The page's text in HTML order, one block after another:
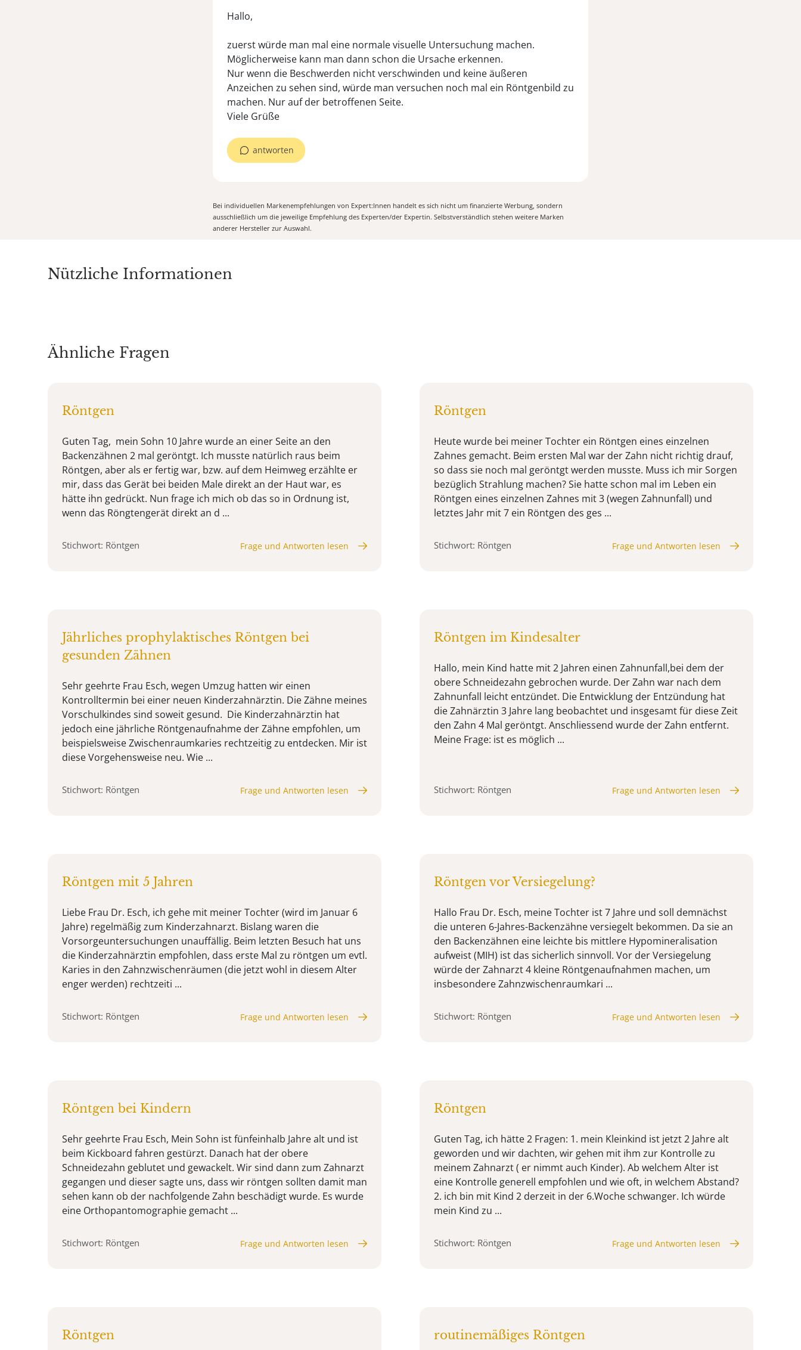
Hallo,
zuerst würde man mal eine normale visuelle Untersuchung machen.
Möglicherweise kann man dann schon die Ursache erkennen.
Nur wenn die Beschwerden nicht verschwinden und keine äußeren
Anzeichen zu sehen sind, würde man versuchen noch mal ein Röntgenbild zu
machen. Nur auf der betroffenen Seite.
Viele Grüße
antworten
Bei individuellen Markenempfehlungen von Expert:Innen handelt es sich nicht um finanzierte Werbung, sondern
ausschließlich um die jeweilige Empfehlung des Experten/der Expertin. Selbstverständlich stehen weitere Marken
anderer Hersteller zur Auswahl.
Nützliche Informationen
Ähnliche Fragen
Röntgen
Guten Tag, mein Sohn 10 Jahre wurde an einer Seite an den
Backenzähnen 2 mal geröntgt. Ich musste natürlich raus beim
Röntgen, aber als er fertig war, bzw. auf dem Heimweg erzählte er
mir, dass das Gerät bei beiden Male direkt an der Haut war, es
hätte ihn gedrückt. Nun frage ich mich ob das so in Ordnung ist,
wenn das Röngtengerät direkt an d ...
Stichwort: Röntgen Frage und Antworten lesen
Röntgen
Heute wurde bei meiner Tochter ein Röntgen eines einzelnen
Zahnes gemacht. Beim ersten Mal war der Zahn nicht richtig drauf,
so dass sie noch mal geröntgt werden musste. Muss ich mir Sorgen
bezüglich Strahlung machen? Sie hatte schon mal im Leben ein
Röntgen eines einzelnen Zahnes mit 3 (wegen Zahnunfall) und
letztes Jahr mit 7 ein Röntgen des ges ...
Stichwort: Röntgen Frage und Antworten lesen
Jährliches prophylaktisches Röntgen bei
gesunden Zähnen
Sehr geehrte Frau Esch, wegen Umzug hatten wir einen
Kontrolltermin bei einer neuen Kinderzahnärztin. Die Zähne meines
Vorschulkindes sind soweit gesund. Die Kinderzahnärztin hat
jedoch eine jährliche Röntgenaufnahme der Zähne empfohlen, um
beispielsweise Zwischenraumkaries rechtzeitig zu entdecken. Mir ist
diese Vorgehensweise neu. Wie ...
Stichwort: Röntgen Frage und Antworten lesen
Röntgen im Kindesalter
Hallo, mein Kind hatte mit 2 Jahren einen Zahnunfall,bei dem der
obere Schneidezahn gebrochen wurde. Der Zahn war nach dem
Zahnunfall leicht entzündet. Die Entwicklung der Entzündung hat
die Zahnärztin 3 Jahre lang beobachtet und insgesamt für diese Zeit
den Zahn 4 Mal geröntgt. Anschliessend wurde der Zahn entfernt.
Meine Frage: ist es möglich ...
Stichwort: Röntgen Frage und Antworten lesen
Röntgen mit 5 Jahren
Liebe Frau Dr. Esch, ich gehe mit meiner Tochter (wird im Januar 6
Jahre) regelmäßig zum Kinderzahnarzt. Bislang waren die
Vorsorgeuntersuchungen unauffällig. Beim letzten Besuch hat uns
die Kinderzahnärztin empfohlen, dass erste Mal zu röntgen um evtl.
Karies in den Zahnzwischenräumen (die jetzt wohl in diesem Alter
enger werden) rechtzeiti ...
Stichwort: Röntgen Frage und Antworten lesen
Röntgen vor Versiegelung?
Hallo Frau Dr. Esch, meine Tochter ist 7 Jahre und soll demnächst
die unteren 6-Jahres-Backenzähne versiegelt bekommen. Da sie an
den Backenzähnen eine leichte bis mittlere Hypomineralisation
aufweist (MIH) ist das sicherlich sinnvoll. Vor der Versiegelung
würde der Zahnarzt 4 kleine Röntgenaufnahmen machen, um
insbesondere Zahnzwischenraumkari ...
Stichwort: Röntgen Frage und Antworten lesen
Röntgen bei Kindern
Sehr geehrte Frau Esch, Mein Sohn ist fünfeinhalb Jahre alt und ist
beim Kickboard fahren gestürzt. Danach hat der obere
Schneidezahn geblutet und gewackelt. Wir sind dann zum Zahnarzt
gegangen und dieser sagte uns, dass wir röntgen sollten damit man
sehen kann ob der nachfolgende Zahn beschädigt wurde. Es wurde
eine Orthopantomographie gemacht ...
Stichwort: Röntgen Frage und Antworten lesen
Röntgen
Guten Tag, ich hätte 2 Fragen: 1. mein Kleinkind ist jetzt 2 Jahre alt
geworden und wir dachten, wir gehen mit ihm zur Kontrolle zu
meinem Zahnarzt ( er nimmt auch Kinder). Ab welchem Alter ist
eine Kontrolle generell empfohlen und wie oft, in welchem Abstand?
2. ich bin mit Kind 2 derzeit in der 6.Woche schwanger. Ich würde
mein Kind zu ...
Stichwort: Röntgen Frage und Antworten lesen
Röntgen routinemäßiges Röntgen